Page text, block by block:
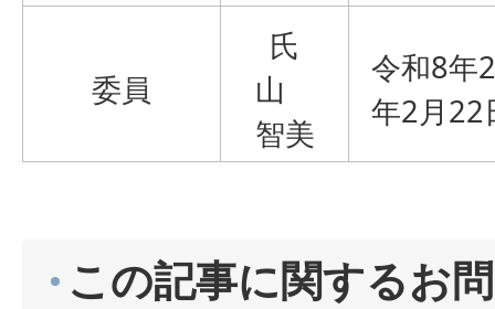
委員
氏
山
智美
令和8年
年2月22
この記事に関するお